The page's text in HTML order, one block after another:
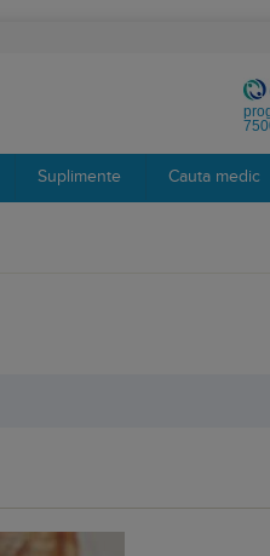
Suplimente Cauta medic